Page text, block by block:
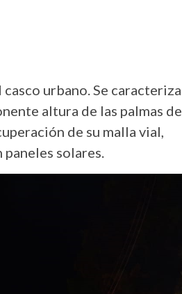
urbano. Se caracteriza
altura de las palmas de
de su malla vial,
solares.